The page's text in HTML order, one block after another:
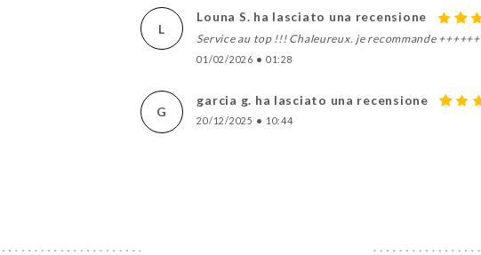
L
Louna S. ha lasciato una recensione
Service au top !!! Chaleureux. je recommande ++++++
01/02/2026 • 01:28
G
garcia g. ha lasciato una recensione
20/12/2025 • 10:44